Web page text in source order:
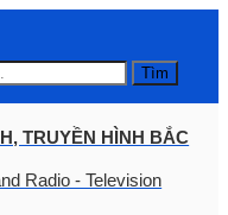
Tìm
TRUYỀN HÌNH BẮC
Radio - Television